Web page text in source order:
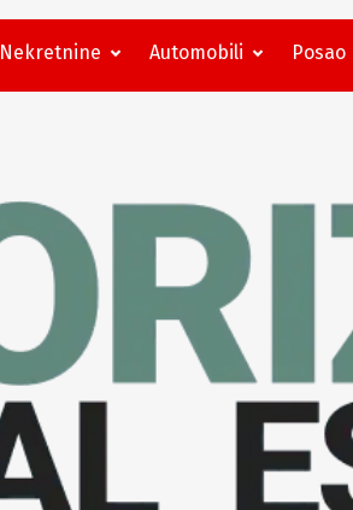
Nekretnine Automobili Posao